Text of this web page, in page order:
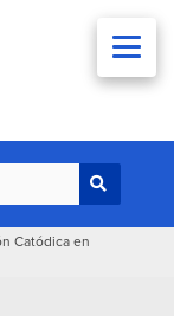
Catódica en